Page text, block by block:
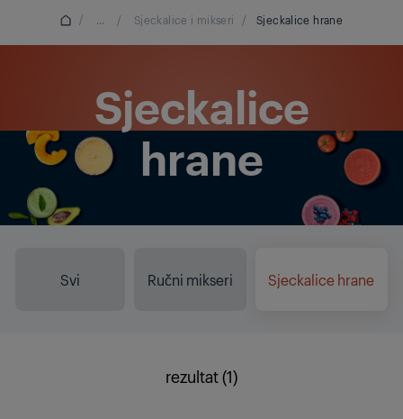
/ ... / Sjeckalice i mikseri / Sjeckalice hrane
Sjeckalice
hrane
Svi Ručni mikseri Sjeckalice hrane
rezultat (1)